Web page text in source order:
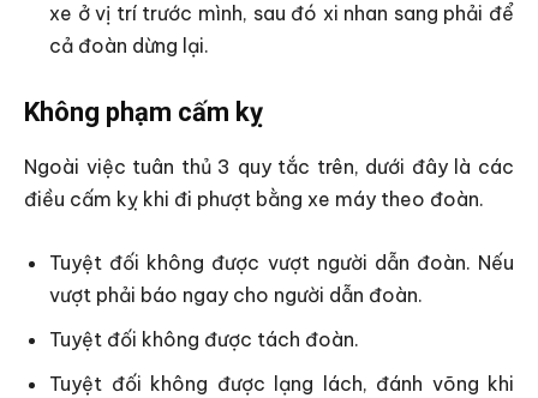
xe ở vị trí trước mình, sau đó xi nhan sang phải để
cả đoàn dừng lại.
Không phạm cấm kỵ
Ngoài việc tuân thủ 3 quy tắc trên, dưới đây là các
điều cấm kỵ khi đi phượt bằng xe máy theo đoàn.
Tuyệt đối không được vượt người dẫn đoàn. Nếu
vượt phải báo ngay cho người dẫn đoàn.
Tuyệt đối không được tách đoàn.
Tuyệt đối không được lạng lách, đánh võng khi